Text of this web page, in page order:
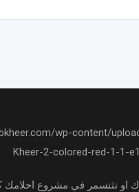
او تثتسمر في مشروع